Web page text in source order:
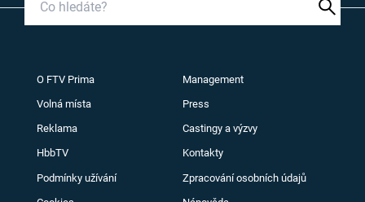
O FTV Prima Management
Volná místa Press
Reklama Castingy a výzvy
HbbTV Kontakty
Podmínky užívání Zpracování osobních údajů